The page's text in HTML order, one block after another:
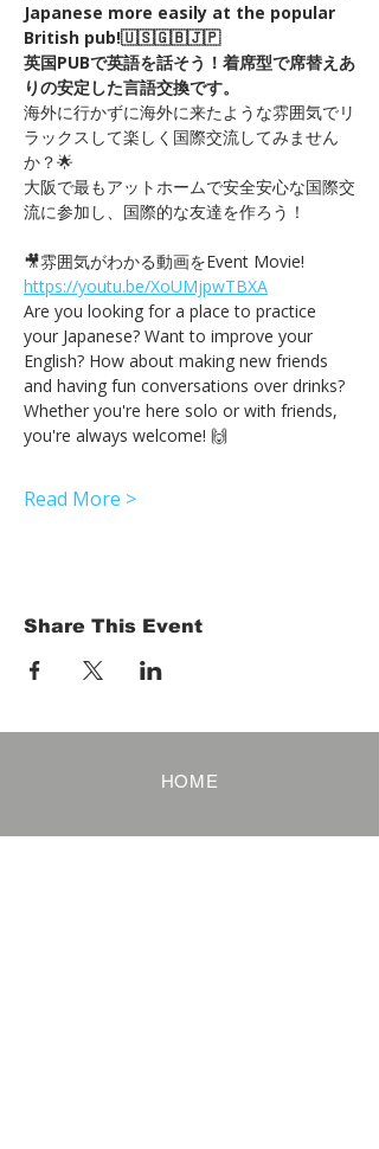
Japanese more easily at the popular
British pub!🇺🇸🇬🇧🇯🇵
英国PUBで英語を話そう！着席型で席替えあ
りの安定した言語交換です。
海外に行かずに海外に来たような雰囲気でリ
ラックスして楽しく国際交流してみません
か？🌟
大阪で最もアットホームで安全安心な国際交
流に参加し、国際的な友達を作ろう！
🎥雰囲気がわかる動画をEvent Movie!
https://youtu.be/XoUMjpwTBXA
Are you looking for a place to practice
your Japanese? Want to improve your
English? How about making new friends
and having fun conversations over drinks?
Whether you're here solo or with friends,
you're always welcome! 🙌
Read More >
Share This Event
HOME
Term of Service